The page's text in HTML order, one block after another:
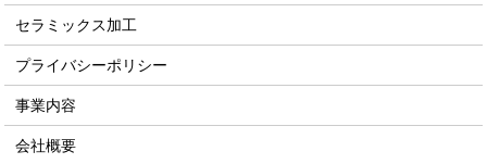
セラミックス加工
プライバシーポリシー
事業内容
会社概要